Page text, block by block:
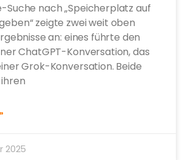
Suche nach „Speicherplatz auf
zeigte zwei weit oben
an: eines führte den
ChatGPT-Konversation, das
Grok-Konversation. Beide
2025